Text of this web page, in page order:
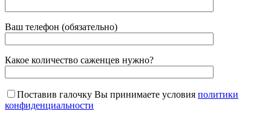
Ваш телефон (обязательно)
Какое количество саженцев нужно?
Поставив галочку Вы принимаете условия политики
конфиденциальности